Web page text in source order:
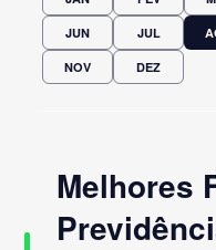
JUN JUL
NOV DEZ
Melhores